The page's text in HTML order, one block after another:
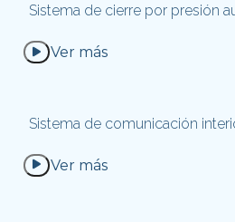
Sistema de cierre por presión
Ver más
Sistema de comunicación
Ver más